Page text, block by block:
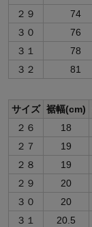
２９
74
３０
76
３１
78
３２
81
サイズ 裾幅(cm)
２６
18
２７
19
２８
19
２９
20
３０
20
３１
20.5